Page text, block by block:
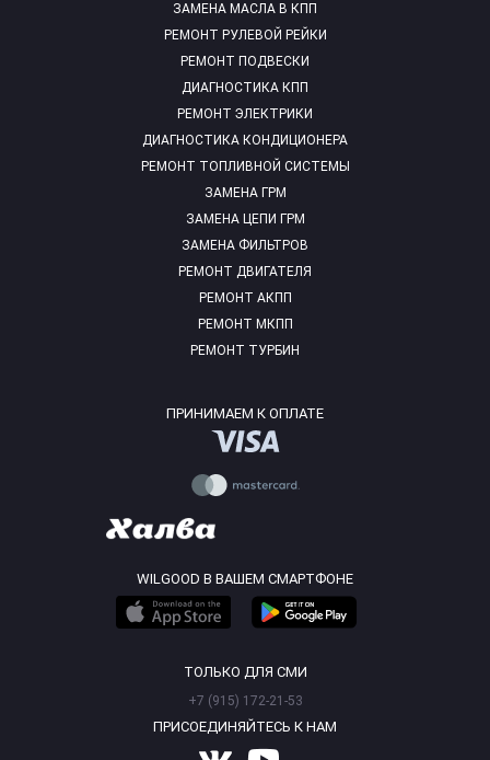
ЗАМЕНА МАСЛА В КПП
РЕМОНТ РУЛЕВОЙ РЕЙКИ
РЕМОНТ ПОДВЕСКИ
ДИАГНОСТИКА КПП
РЕМОНТ ЭЛЕКТРИКИ
ДИАГНОСТИКА КОНДИЦИОНЕРА
РЕМОНТ ТОПЛИВНОЙ СИСТЕМЫ
ЗАМЕНА ГРМ
ЗАМЕНА ЦЕПИ ГРМ
ЗАМЕНА ФИЛЬТРОВ
РЕМОНТ ДВИГАТЕЛЯ
РЕМОНТ АКПП
РЕМОНТ МКПП
РЕМОНТ ТУРБИН
ПРИНИМАЕМ К ОПЛАТЕ
WILGOOD В ВАШЕМ СМАРТФОНЕ
ТОЛЬКО ДЛЯ СМИ
+7 (915) 172-21-53
ПРИСОЕДИНЯЙТЕСЬ К НАМ